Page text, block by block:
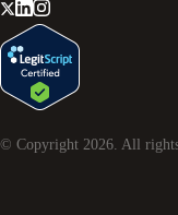
© Copyright 2026 . All